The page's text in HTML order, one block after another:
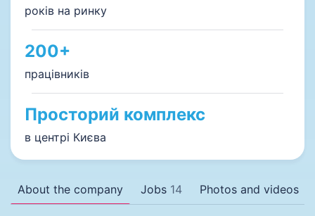
років на ринку
200+
працівників
Просторий комплекс
в центрі Києва
About the company Jobs 14 Photos and videos